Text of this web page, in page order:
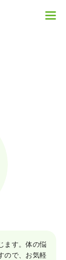
ます。体の悩
ので、お気軽